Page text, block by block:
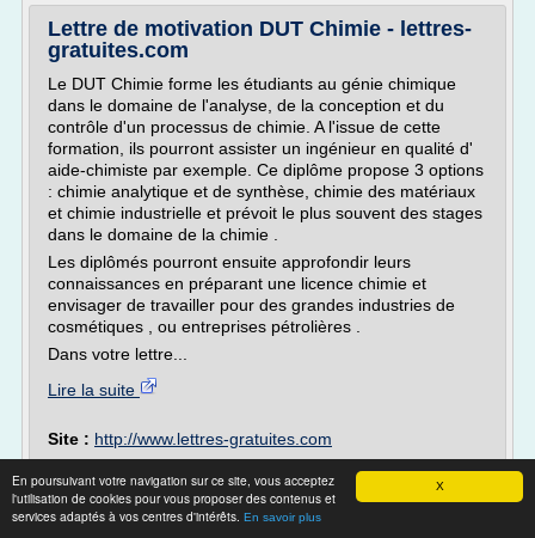
X
En poursuivant votre navigation sur ce site, vous acceptez
l'utilisation de cookies pour vous proposer des contenus et
services adaptés à vos centres d'intérêts. En savoir plus
Lettre de motivation DUT Chimie - lettres-
gratuites.com
Le DUT Chimie forme les étudiants au génie chimique
dans le domaine de l'analyse, de la conception et du
contrôle d'un processus de chimie. A l'issue de cette
formation, ils pourront assister un ingénieur en qualité d'
aide-chimiste par exemple. Ce diplôme propose 3 options
: chimie analytique et de synthèse, chimie des matériaux
et chimie industrielle et prévoit le plus souvent des stages
dans le domaine de la chimie .
Les diplômés pourront ensuite approfondir leurs
connaissances en préparant une licence chimie et
envisager de travailler pour des grandes industries de
cosmétiques , ou entreprises pétrolières .
Dans votre lettre...
Lire la suite
Site : http://www.lettres-gratuites.com
physique chimie/dut chimie /formation professionnelle
chimie analytique/licence professionnelle chimie de